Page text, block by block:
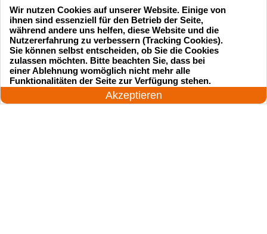
Startseite Einsatzgebiete
Preise
24 Stunden am Tag
Akzeptieren
Wir nutzen Cookies auf unserer Website. Einige von
ihnen sind essenziell für den Betrieb der Seite,
während andere uns helfen, diese Website und die
Nutzererfahrung zu verbessern (Tracking Cookies).
Sie können selbst entscheiden, ob Sie die Cookies
zulassen möchten. Bitte beachten Sie, dass bei
einer Ablehnung womöglich nicht mehr alle
Funktionalitäten der Seite zur Verfügung stehen.